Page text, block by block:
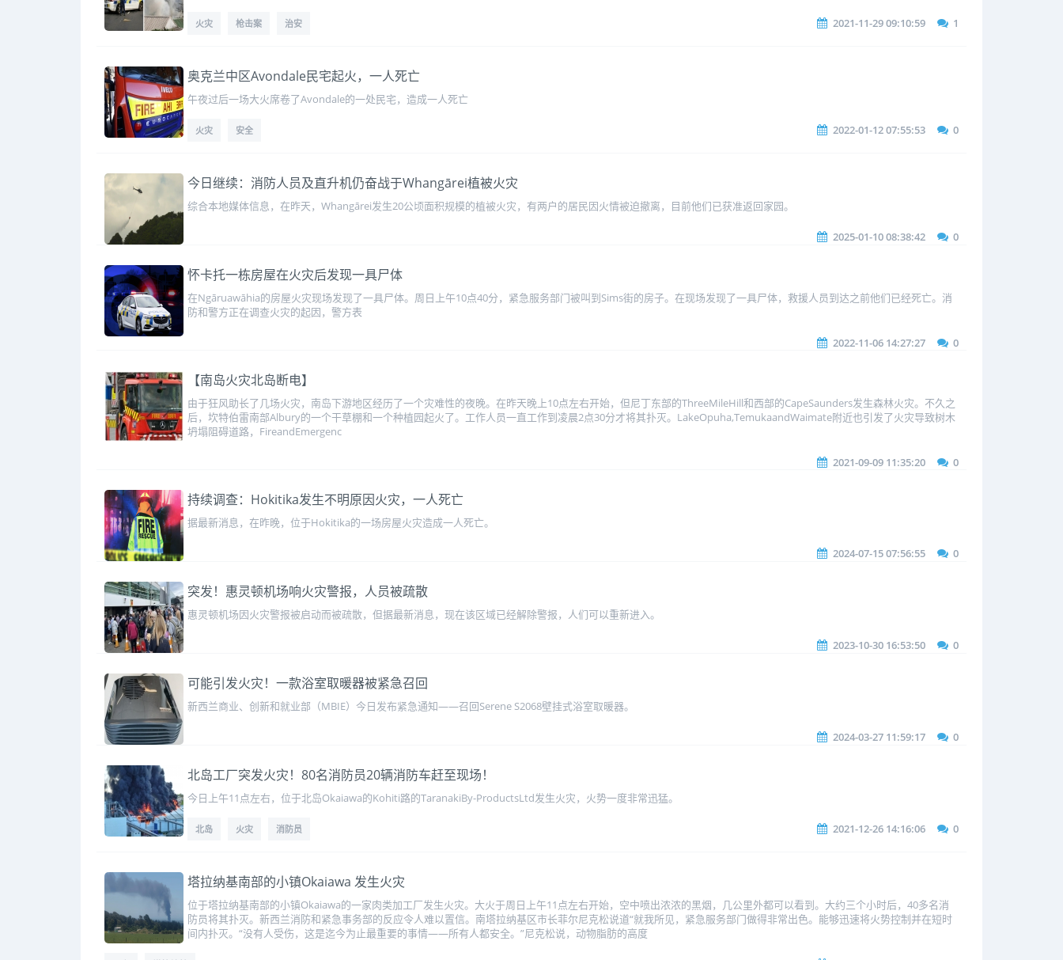
火灾 枪击案 治安 2021-11-29 09:10:59 1
奥克兰中区Avondale民宅起火，一人死亡
午夜过后一场大火席卷了Avondale的一处民宅，造成一人死亡
火灾 安全 2022-01-12 07:55:53 0
今日继续：消防人员及直升机仍奋战于Whangārei植被火灾
综合本地媒体信息，在昨天，Whangārei发生20公顷面积规模的植被火灾，有两户的居民因火情被迫撤离，目前他们已获准返回家园。
2025-01-10 08:38:42 0
怀卡托一栋房屋在火灾后发现一具尸体
在Ngāruawāhia的房屋火灾现场发现了一具尸体。周日上午10点40分，紧急服务部门被叫到Sims街的房子。在现场发现了一具尸体，救援人员到达之前他们已经死亡。消
防和警方正在调查火灾的起因，警方表
2022-11-06 14:27:27 0
【南岛火灾北岛断电】
由于狂风助长了几场火灾，南岛下游地区经历了一个灾难性的夜晚。在昨天晚上10点左右开始，但尼丁东部的ThreeMileHill和西部的CapeSaunders发生森林火灾。不久之
后，坎特伯雷南部Albury的一个干草棚和一个种植园起火了。工作人员一直工作到凌晨2点30分才将其扑灭。LakeOpuha,TemukaandWaimate附近也引发了火灾导致树木
坍塌阻碍道路，FireandEmergenc
2021-09-09 11:35:20 0
持续调查：Hokitika发生不明原因火灾，一人死亡
据最新消息，在昨晚，位于Hokitika的一场房屋火灾造成一人死亡。
2024-07-15 07:56:55 0
突发！惠灵顿机场响火灾警报，人员被疏散
惠灵顿机场因火灾警报被启动而被疏散，但据最新消息，现在该区域已经解除警报，人们可以重新进入。
2023-10-30 16:53:50 0
可能引发火灾！一款浴室取暖器被紧急召回
新西兰商业、创新和就业部（MBIE）今日发布紧急通知——召回Serene S2068壁挂式浴室取暖器。
2024-03-27 11:59:17 0
北岛工厂突发火灾！80名消防员20辆消防车赶至现场！
今日上午11点左右，位于北岛Okaiawa的Kohiti路的TaranakiBy-ProductsLtd发生火灾，火势一度非常迅猛。
北岛 火灾 消防员 2021-12-26 14:16:06 0
塔拉纳基南部的小镇Okaiawa 发生火灾
位于塔拉纳基南部的小镇Okaiawa的一家肉类加工厂发生火灾。大火于周日上午11点左右开始，空中喷出浓浓的黑烟，几公里外都可以看到。大约三个小时后，40多名消
防员将其扑灭。新西兰消防和紧急事务部的反应令人难以置信。南塔拉纳基区市长菲尔尼克松说道“就我所见，紧急服务部门做得非常出色。能够迅速将火势控制并在短时
间内扑灭。“没有人受伤，这是迄今为止最重要的事情——所有人都安全。”尼克松说，动物脂肪的高度